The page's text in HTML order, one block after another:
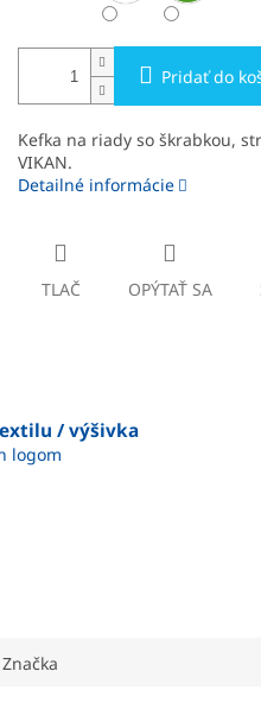
Pridať do
Kefka na riady so škrabkou,
VIKAN.
Detailné informácie
TLAČ OPÝTAŤ SA
/ výšivka
logom
Značka